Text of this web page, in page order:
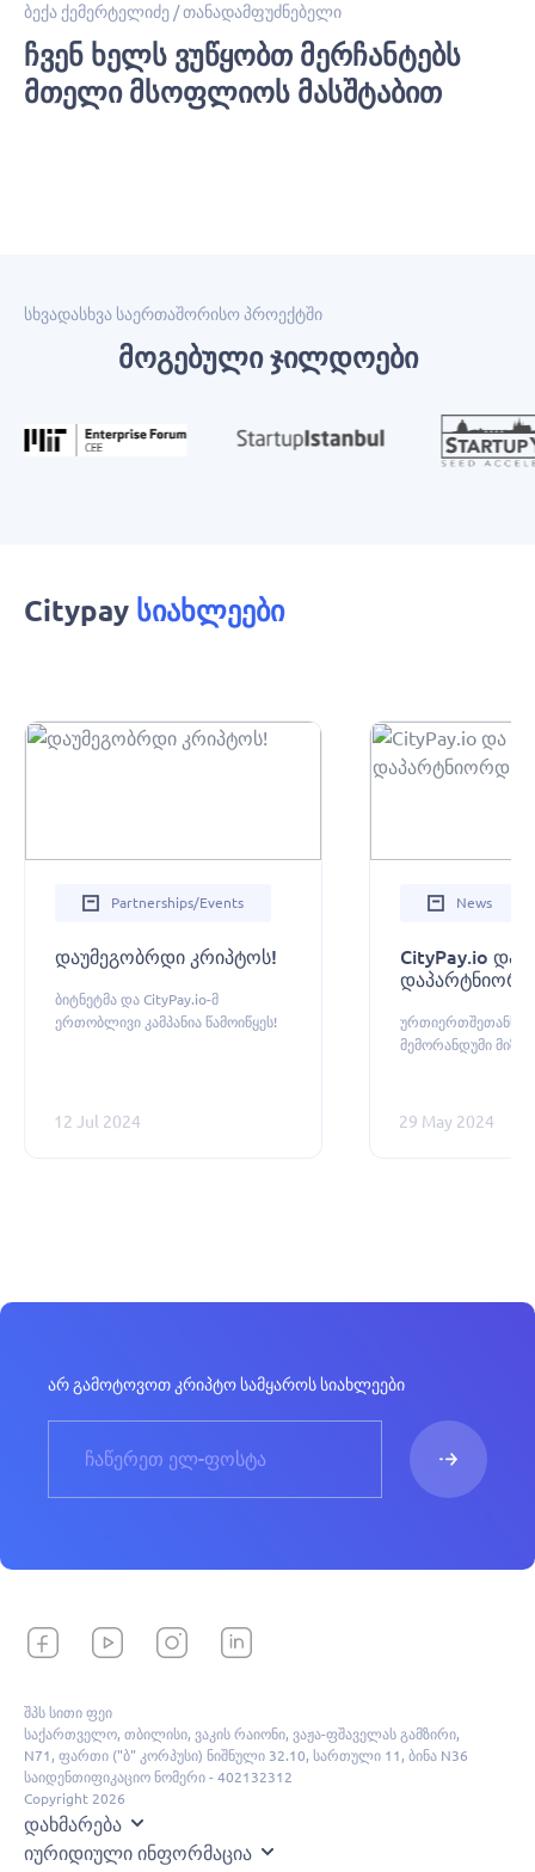
ბექა ქემერტელიძე / თანადამფუძნებელი
Ჩვენ Ხელს Ვუწყობთ Მერჩანტებს
Მთელი Მსოფლიოს Მასშტაბით
სხვადასხვა საერთაშორისო პროექტში
Მოგებული Ჯილდოები
Citypay სიახლეები
Partnerships/events
დაუმეგობრდი კრიპტოს!
ბიტნეტმა და CityPay.io-მ
ერთობლივი კამპანია წამოიწყეს!
12 Jul 2024
News
CityPay.io და
მემორანდუმი
განვითარებას
29 May 2024
არ გამოტოვოთ კრიპტო სამყაროს სიახლეები
შპს სითი ფეი
საქართველო, თბილისი, ვაკის რაიონი, ვაჟა-ფშაველას გამზირი,
N71, ფართი ("ბ" კორპუსი) ნიშნული 32.10, სართული 11, ბინა N36
საიდენთიფიკაციო ნომერი - 402132312
Copyright 2026
Დახმარება
Იურიდიული Ინფორმაცია